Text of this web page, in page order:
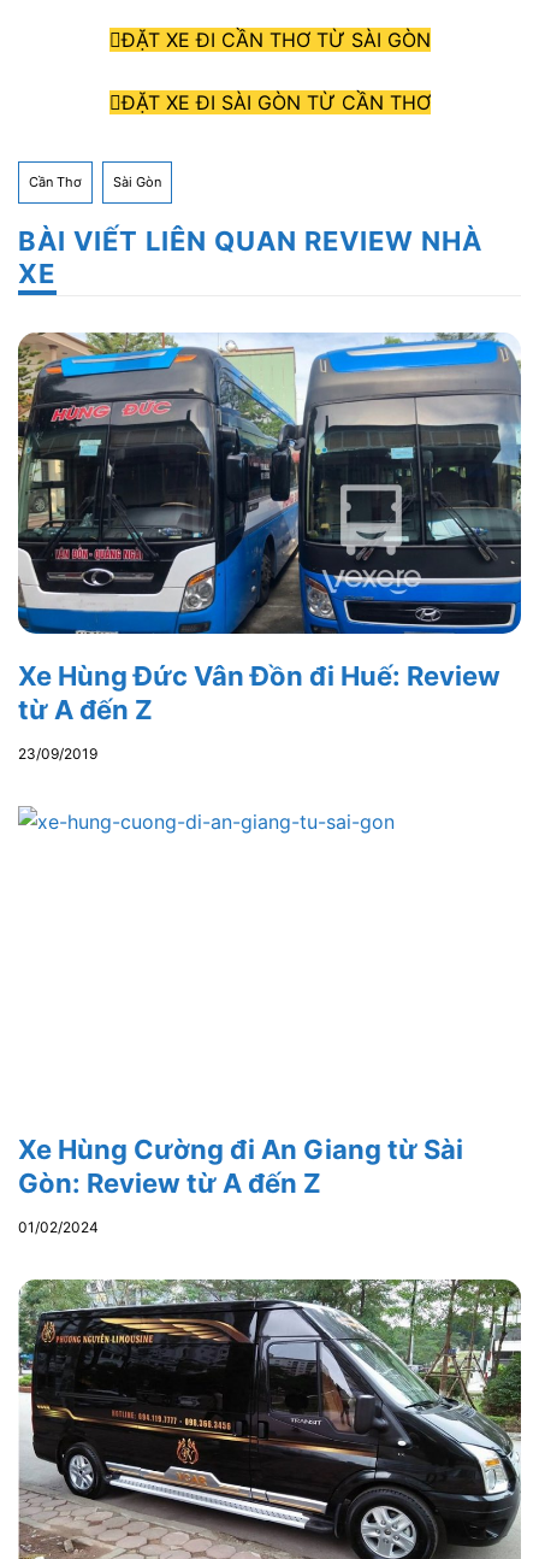
ĐẶT XE ĐI CẦN THƠ TỪ SÀI GÒN
ĐẶT XE ĐI SÀI GÒN TỪ CẦN THƠ
Cần Thơ Sài Gòn
BÀI VIẾT LIÊN QUAN REVIEW NHÀ
XE
Xe Hùng Đức Vân Đồn đi Huế: Review
từ A đến Z
23/09/2019
Xe Hùng Cường đi An Giang từ Sài
Gòn: Review từ A đến Z
01/02/2024